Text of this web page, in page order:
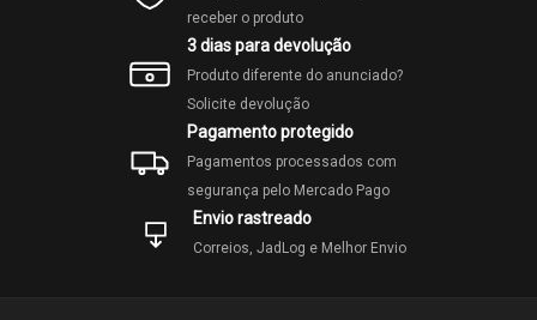
receber o produto
3 dias para devolução
Produto diferente do anunciado?
Solicite devolução
Pagamento protegido
Pagamentos processados com
segurança pelo Mercado Pago
Envio rastreado
Correios, JadLog e Melhor Envio